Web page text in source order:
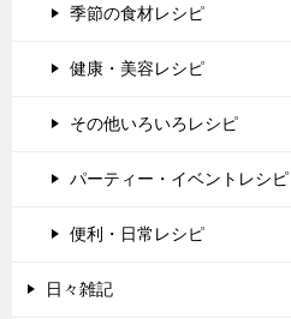
季節の食材レシピ
健康・美容レシピ
その他いろいろレシピ
パーティー・イベントレシピ
便利・日常レシピ
日々雑記